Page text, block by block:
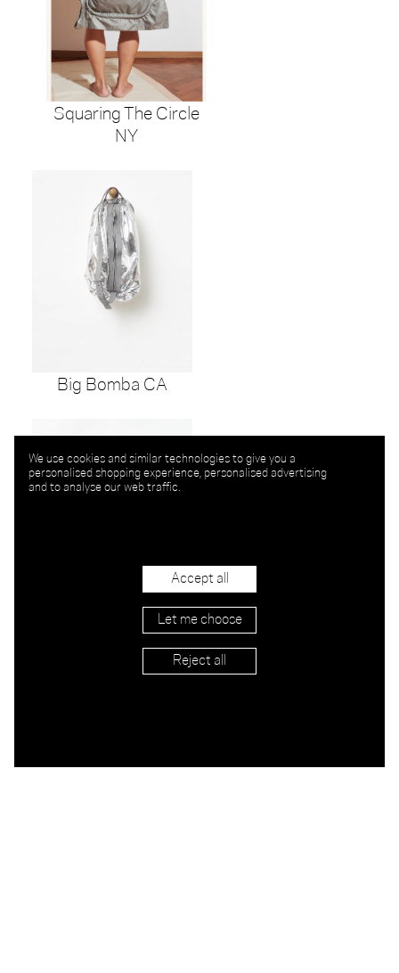
Squaring The Circle
NY
Big Bomba CA
Big Bomba NA
We use cookies and similar technologies to give you a
personalised shopping experience, personalised advertising
and to analyse our web traffic.
Let me choose
Reject all
Accept all